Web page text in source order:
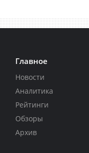
Главное
Новости
Аналитика
Рейтинги
Обзоры
Архив